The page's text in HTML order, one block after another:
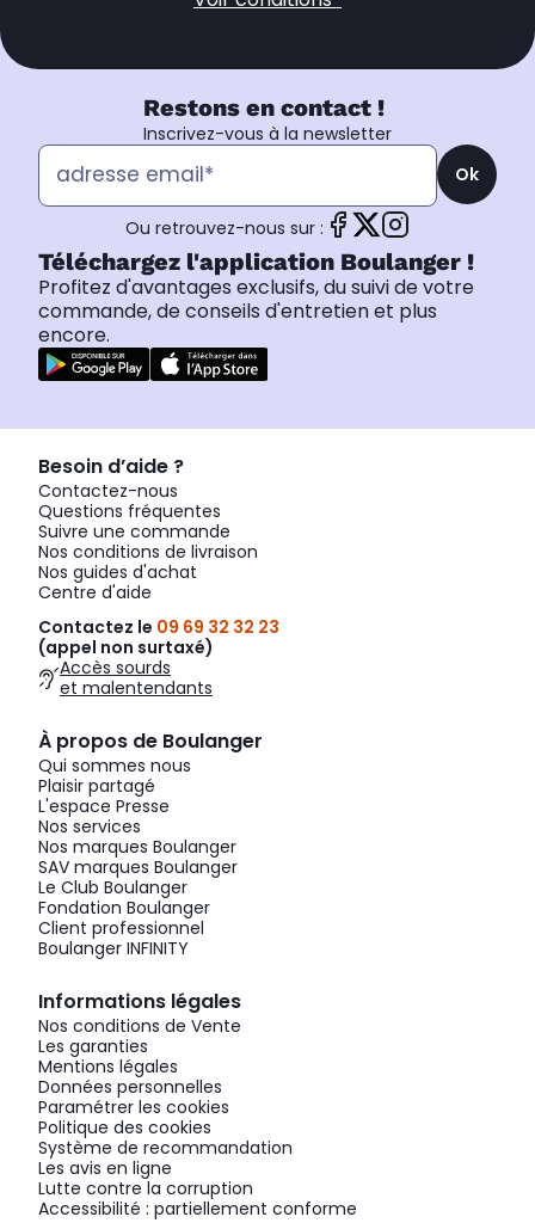
Restons en contact !
Inscrivez-vous à la newsletter
Ok
Ou retrouvez-nous sur :
Téléchargez l'application Boulanger !
Profitez d'avantages exclusifs, du suivi de votre
commande, de conseils d'entretien et plus
encore.
Besoin d’aide ?
Contactez-nous
Questions fréquentes
Suivre une commande
Nos conditions de livraison
Nos guides d'achat
Centre d'aide
Contactez le 09 69 32 32 23
(appel non surtaxé)
Accès sourds
et malentendants
À propos de Boulanger
Qui sommes nous
Plaisir partagé
L'espace Presse
Nos services
Nos marques Boulanger
SAV marques Boulanger
Le Club Boulanger
Fondation Boulanger
Client professionnel
Boulanger INFINITY
Informations légales
Nos conditions de Vente
Les garanties
Mentions légales
Données personnelles
Paramétrer les cookies
Politique des cookies
Système de recommandation
Les avis en ligne
Lutte contre la corruption
Accessibilité : partiellement conforme